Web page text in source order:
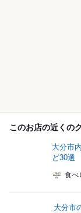
このお店の近くの
大分市
ど30選
食べ
大分市